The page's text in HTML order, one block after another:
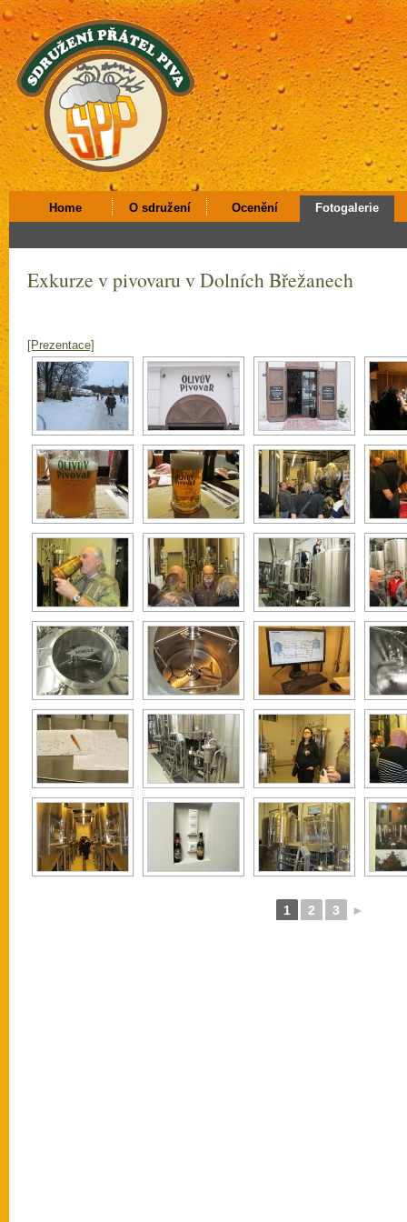
Home O sdružení Ocenění Fotogalerie
Exkurze v pivovaru v Dolních Břežanech
[Prezentace]
1 2 3 ►